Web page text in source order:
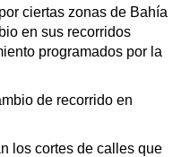
ciertas zonas de Bahía
en sus recorridos
programados por la
de recorrido en
los cortes de calles que